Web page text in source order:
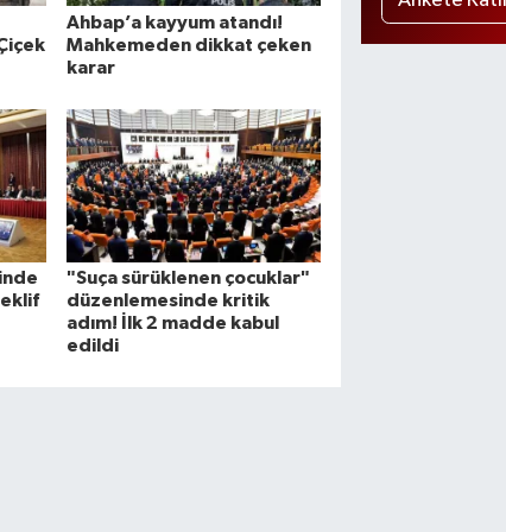
Ahbap’a kayyum atandı!
Mahkemeden dikkat çeken
karar
"Suça sürüklenen çocuklar"
düzenlemesinde kritik
adım! İlk 2 madde kabul
edildi